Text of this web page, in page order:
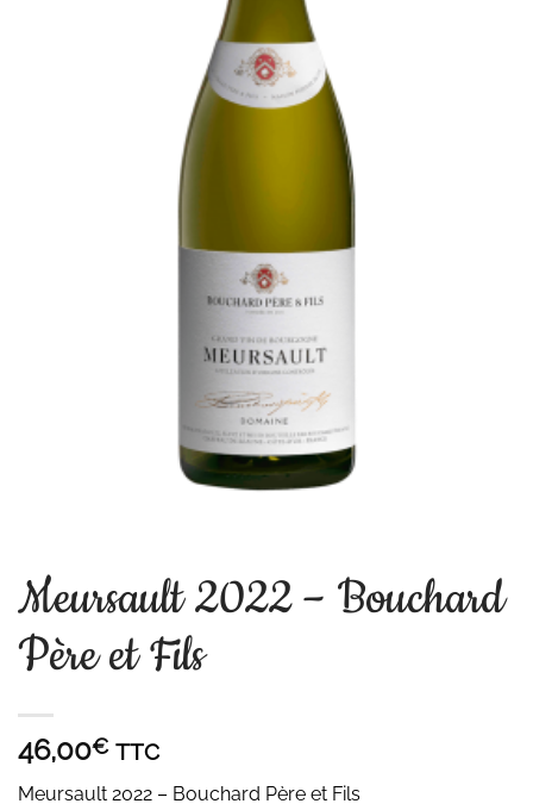
Meursault 2022 – Bouchard
Père et Fils
46,00€ TTC
Meursault 2022 – Bouchard Père et Fils